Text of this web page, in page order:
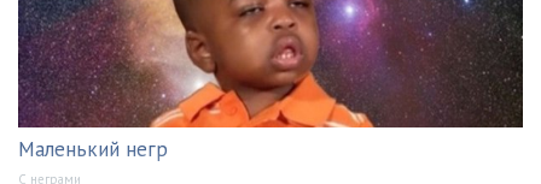
Маленький негр
С неграми